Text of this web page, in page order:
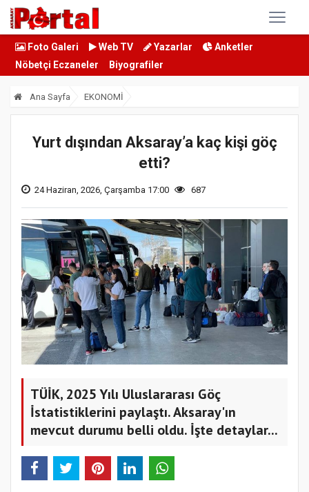
Foto Galeri Web TV Yazarlar
Anketler
Nöbetçi Eczaneler
Biyografiler
Ana Sayfa EKONOMİ
Yurt dışından Aksaray’a kaç kişi göç
etti?
24 Haziran, 2026, Çarşamba 17:00 687
TÜİK, 2025 Yılı Uluslararası Göç
İstatistiklerini paylaştı. Aksaray'ın
mevcut durumu belli oldu. İşte detaylar...